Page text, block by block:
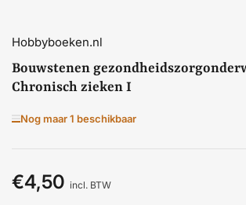
Hobbyboeken.nl
Bouwstenen
Chronisch zieken I
Nog maar 1 beschikbaar
Normale
€4,50 incl. BTW